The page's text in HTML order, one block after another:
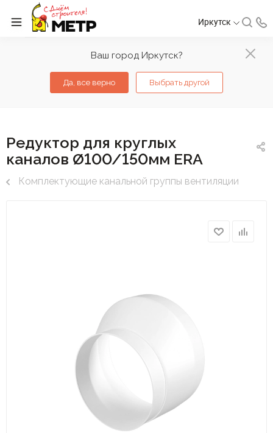
Ваш город Иркутск?
Да, все верно Выбрать другой
Иркутск
Редуктор для круглых
каналов Ø100/150мм ERA
Комплектующие канальной группы вентиляции